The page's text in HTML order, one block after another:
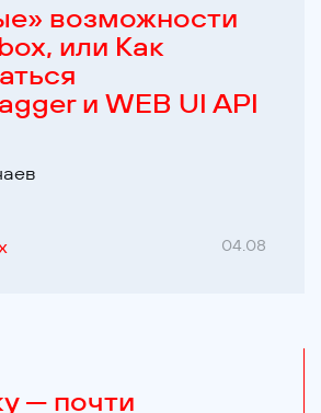
возможности
или Как
и WEB UI API
04.08
— почти